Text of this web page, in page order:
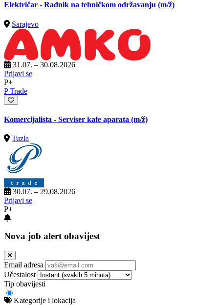
Električar - Radnik na tehničkom održavanju (m/ž)
Sarajevo
31.07. – 30.08.2026
Prijavi se
P+
P Trade
Komercijalista - Serviser kafe aparata (m/ž)
Tuzla
30.07. – 29.08.2026
Prijavi se
P+
Nova job alert obavijest
Email adresa
Učestalost
Tip obavijesti
Kategorije i lokacija